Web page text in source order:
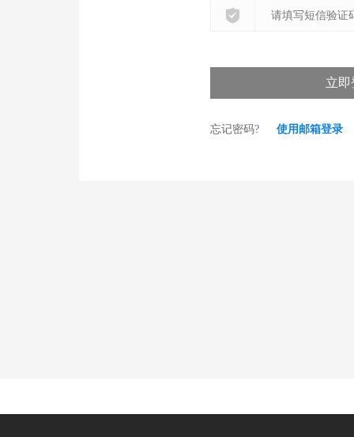
立即
忘记密码? 使用邮箱登录